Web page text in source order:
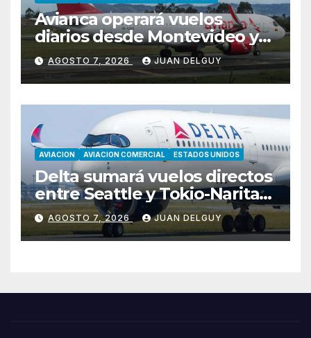
Avianca operará vuelos
diarios desde Montevideo y
Asunción hacia Bogotá
AGOSTO 7, 2026 JUAN DELGUY
AVIACION AVIACION COMERCIAL ESTADOS UNIDOS
Delta sumará vuelos directos
entre Seattle y Tokio-Narita
desde marzo de 2027
AGOSTO 7, 2026 JUAN DELGUY